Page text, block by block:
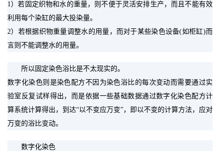
1）若固定织物和水的重量，则不便于灵活安排生产，而且不能有效
利用每个染缸的最大投染量。
2）若根据织物重量调整水的用量，而对于某些染色设备(如柜缸)而
言则不能调整水的用量。
所以固定染色浴比是不太现实的。
数字化染色则是染色配方不因为染色浴比的每次变动而需要通过实
验室反复试样得出，而是依据一些基础数据通过数字化染色配方计
算系统计算得出，到达“以不变应万变”，即以不变的计算方法，应对
万变的浴比变动。
数字化染色